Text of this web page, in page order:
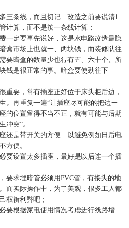
条线，而且切记：改造之前要说清1
计算，而不是按一条线计算；
定要事先说好，这是水电路改造最隐
盒市场上也就一、两块钱，而装修队往
要暗盒的数量少也得有五、六十个。所
钱是很正常的事。暗盒要使劲往下
要，常有插座正好位于床头柜后边，
。再重复一遍“让插座尽可能的把边一
的位置留得不当不正，就有可能与后期
冲突”。
是带开关的方便，以避免例如日后电
方便。
设置太多插座，最好是以后连一个插
求埋暗管必须用PVC管，有接头的地
而实际操作中，为了美观，很多工人都
权衡利弊吧；
根据家电使用情况考虑进行线路增